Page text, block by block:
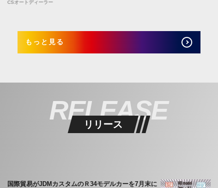
CSオートディーラー
もっと見る
RELEASE
リリース
国際貿易がJDMカスタムのＲ34モデルカーを7月末に